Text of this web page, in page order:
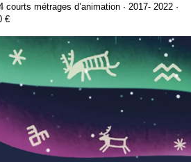
métrages d’animation · 2017- 2022 ·
€